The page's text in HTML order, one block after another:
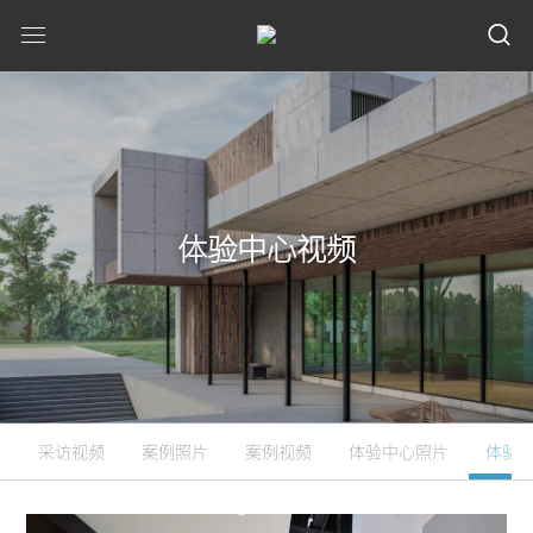
体验中心视频
采访视频 案例照片 案例视频 体验中心照片 体验